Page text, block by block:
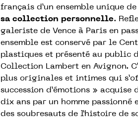
français d’un ensemble unique
sa collection personnelle.
galeriste de Vence à Paris en
ensemble est conservé par le
plastiques et présenté au public
Collection Lambert en Avignon.
plus originales et intimes qui
succession d’émotions »
dix ans par un homme passionné
des soubresauts de l’histoire de